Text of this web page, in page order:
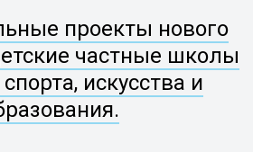
проекты нового
частные школы
искусства и